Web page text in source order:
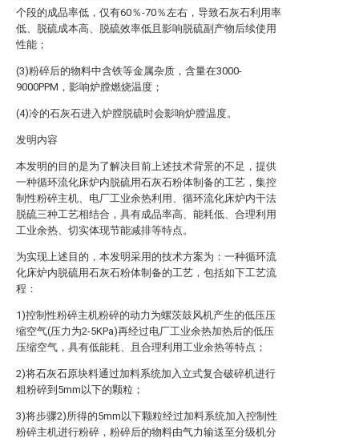
个段的成品率低，仅有60％-70％左右，导致石灰石利用率
低、脱硫成本高、脱硫效率低且影响脱硫副产物后续使用
性能；
(3)粉碎后的物料中含铁等金属杂质，含量在3000-
9000PPM，影响炉膛燃烧温度；
(4)冷的石灰石进入炉膛脱硫时会影响炉膛温度。
发明内容
本发明的目的是为了解决目前上述技术背景的不足，提供
一种循环流化床炉内脱硫用石灰石粉体制备的工艺，集控
制性粉碎主机、电厂工业余热利用、循环流化床炉内干法
脱硫三种工艺相结合，具有成品率高、能耗低、合理利用
工业余热、切实体现节能减排等特点。
为实现上述目的，本发明采用的技术方案为：一种循环流
化床炉内脱硫用石灰石粉体制备的工艺，包括如下工艺流
程：
1)控制性粉碎主机粉碎的动力为螺茨鼓风机产生的低压压
缩空气(压力为2-5KPa)再经过电厂工业余热加热后的低压
压缩空气，具有低能耗、且合理利用工业余热等特点；
2)将石灰石原块料通过加料系统加入立式复合破碎机进行
粗粉碎到5mm以下的颗粒；
3)将步骤2)所得的5mm以下颗粒经过加料系统加入控制性
粉碎主机进行粉碎，粉碎后的物料由气力输送至分级机分